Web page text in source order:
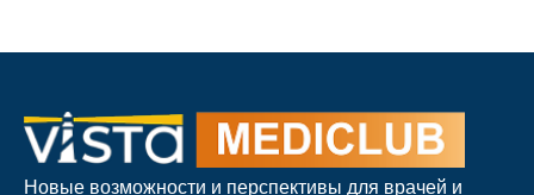
Новые возможности и перспективы для врачей и